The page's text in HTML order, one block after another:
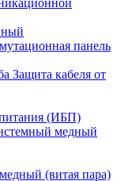
панель
Защита кабеля от
(ИБП)
медный